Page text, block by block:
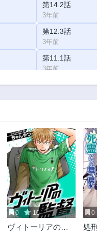
第14.2話
3年前
第12.3話
3年前
第11.1話
3年前
第8.3話
第5.2話
3年前
第3.3話
3年前
第2.1話
3年前
0 10
ヴィトーリアの監
0
処